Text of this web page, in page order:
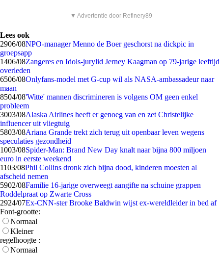
▼ Advertentie door Refinery89
Lees ook
2906/08NPO-manager Menno de Boer geschorst na dickpic in
groepsapp
1406/08Zangeres en Idols-jurylid Jerney Kaagman op 79-jarige leeftijd
overleden
6506/08Onlyfans-model met G-cup wil als NASA-ambassadeur naar
maan
8504/08'Witte' mannen discrimineren is volgens OM geen enkel
probleem
3003/08Alaska Airlines heeft er genoeg van en zet Christelijke
influencer uit vliegtuig
5803/08Ariana Grande trekt zich terug uit openbaar leven wegens
speculaties gezondheid
1003/08Spider-Man: Brand New Day knalt naar bijna 800 miljoen
euro in eerste weekend
1103/08Phil Collins dronk zich bijna dood, kinderen moesten al
afscheid nemen
5902/08Familie 16-jarige overweegt aangifte na schuine grappen
Roddelpraat op Zwarte Cross
2924/07Ex-CNN-ster Brooke Baldwin wijst ex-wereldleider in bed af
Font-grootte:
Normaal
Kleiner
regelhoogte :
Normaal